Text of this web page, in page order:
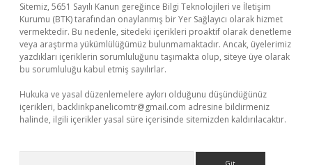
Sitemiz, 5651 Sayılı Kanun gereğince Bilgi Teknolojileri ve İletişim
Kurumu (BTK) tarafından onaylanmış bir Yer Sağlayıcı olarak hizmet
vermektedir. Bu nedenle, sitedeki içerikleri proaktif olarak denetleme
veya araştırma yükümlülüğümüz bulunmamaktadır. Ancak, üyelerimiz
yazdıkları içeriklerin sorumluluğunu taşımakta olup, siteye üye olarak
bu sorumluluğu kabul etmiş sayılırlar.
Hukuka ve yasal düzenlemelere aykırı olduğunu düşündüğünüz
içerikleri, backlinkpanelicomtr@gmail.com adresine bildirmeniz
halinde, ilgili içerikler yasal süre içerisinde sitemizden kaldırılacaktır.